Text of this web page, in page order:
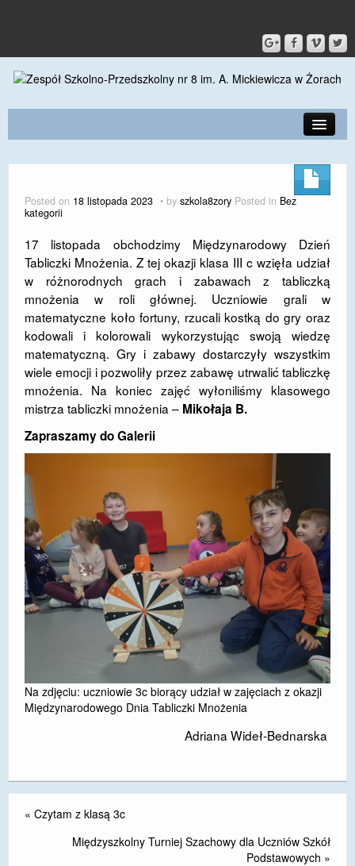
KONTAKT
DLA RODZICÓW I UCZNIÓW
DLA PRACOWNIKÓW
GALERIA
SPORT
DOSTĘPNOŚĆ
POLITYKA PRYWATNOŚCI
RODO
EGZAMIN ÓSMOKLASISTY
STANDARDY OCHRONY MAŁOLETNICH
PROJEKT ,,SZKOŁY Z JAKOŚCIĄ – ROZWÓJ
KSZTAŁCENIA OGÓLNEGO NA TERENIE MIASTA
ŻORY”
REKRUTACJA 2026/2027
mLegitymacja
Posted on 18 listopada 2023 by szkola8zory Posted in Bez
kategorii
17 listopada obchodzimy Międzynarodowy Dzień
Tabliczki Mnożenia. Z tej okazji klasa III c wzięła udział
w różnorodnych grach i zabawach z tabliczką
mnożenia w roli głównej. Uczniowie grali w
matematyczne koło fortuny, rzucali kostką do gry oraz
kodowali i kolorowali wykorzystując swoją wiedzę
matematyczną. Gry i zabawy dostarczyły wszystkim
wiele emocji i pozwoliły przez zabawę utrwalić tabliczkę
mnożenia. Na koniec zajęć wyłoniliśmy klasowego
mistrza tabliczki mnożenia – Mikołaja B.
Zapraszamy do Galerii
Na zdjęciu: uczniowie 3c biorący udział w zajęciach z okazji
Międzynarodowego Dnia Tabliczki Mnożenia
Adriana Wideł-Bednarska
« Czytam z klasą 3c
Międzyszkolny Turniej Szachowy dla Uczniów Szkół
Podstawowych »